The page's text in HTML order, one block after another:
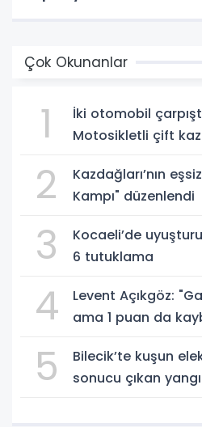
Çok Okunanlar
1
İki otomobil
Motosikletli çift
2
Kazdağları’nın
Kampı" düzenlendi
3
Kocaeli’de
6 tutuklama
4
Levent Açıkgöz:
ama 1 puan da
5
Bilecik’te kuşun
sonucu çıkan